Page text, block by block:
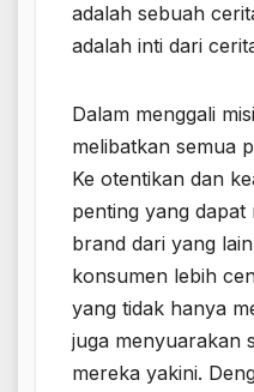
adalah sebuah
adalah inti dari
Dalam menggali
melibatkan semua
Ke otentikan dan
penting yang dapat
brand dari yang
konsumen lebih
yang tidak hanya
juga menyuarakan
mereka yakini.